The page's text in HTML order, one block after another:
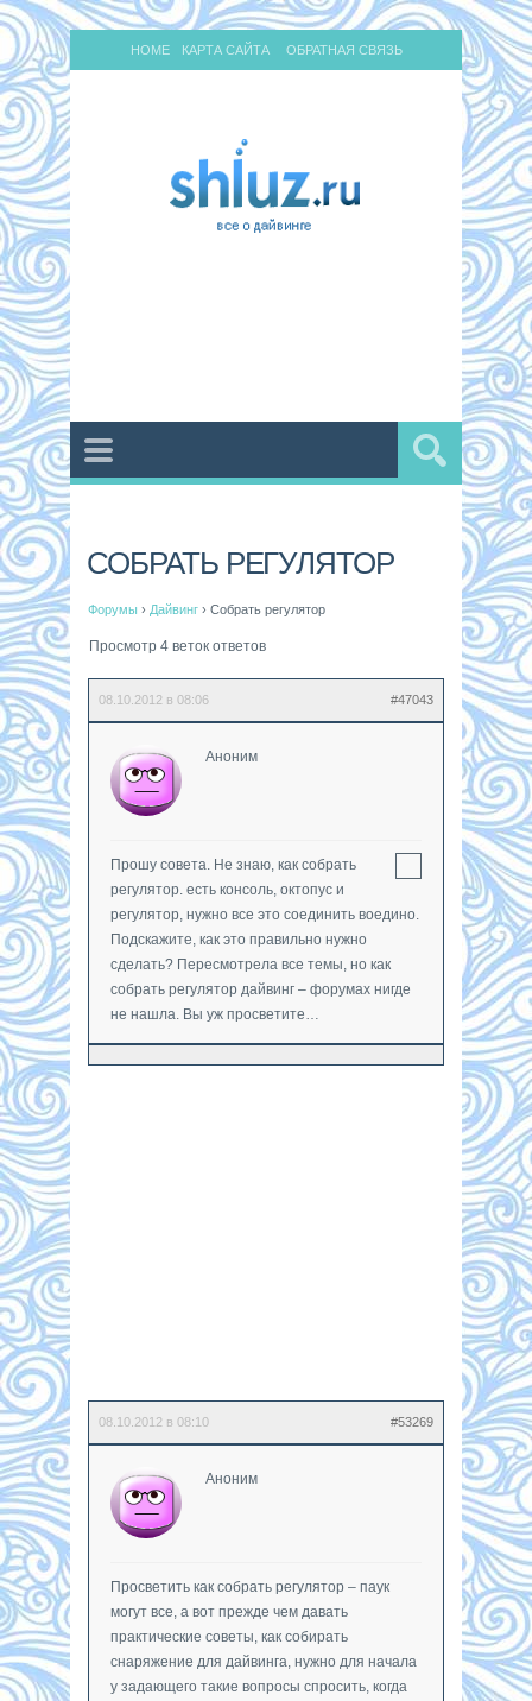
HOME КАРТА САЙТА ОБРАТНАЯ СВЯЗЬ
СОБРАТЬ РЕГУЛЯТОР
Форумы › Дайвинг › Собрать регулятор
Просмотр 4 веток ответов
08.10.2012 в 08:06 #47043
Аноним
Прошу совета. Не знаю, как собрать
регулятор. есть консоль, октопус и
регулятор, нужно все это соединить воедино.
Подскажите, как это правильно нужно
сделать? Пересмотрела все темы, но как
собрать регулятор дайвинг – форумах нигде
не нашла. Вы уж просветите…
08.10.2012 в 08:10 #53269
Аноним
Просветить как собрать регулятор – паук
могут все, а вот прежде чем давать
практические советы, как собирать
снаряжение для дайвинга, нужно для начала
у задающего такие вопросы спросить, когда